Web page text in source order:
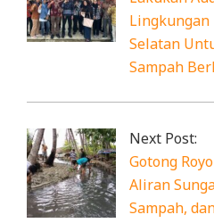
Selatan
Sampah
Next Post:
Gotong
Aliran
Sampah,